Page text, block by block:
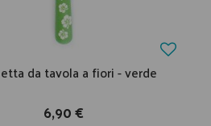
da tavola a fiori - verde
6,90 €